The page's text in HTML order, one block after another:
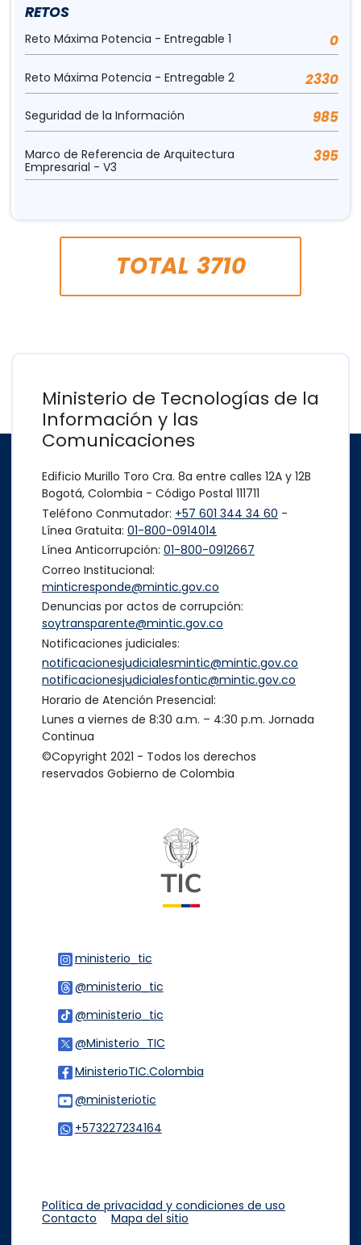
RETOS
Reto Máxima Potencia - Entregable 1 0
Reto Máxima Potencia - Entregable 2 2330
Seguridad de la Información 985
Marco de Referencia de Arquitectura
Empresarial - V3
395
TOTAL 3710
Ministerio de Tecnologías de la
Información y las
Comunicaciones
Edificio Murillo Toro Cra. 8a entre calles 12A y 12B
Bogotá, Colombia - Código Postal 111711
Teléfono Conmutador: +57 601 344 34 60 -
Línea Gratuita: 01-800-0914014
Línea Anticorrupción: 01-800-0912667
Correo Institucional:
minticresponde@mintic.gov.co
Denuncias por actos de corrupción:
soytransparente@mintic.gov.co
Notificaciones judiciales:
notificacionesjudicialesmintic@mintic.gov.co
notificacionesjudicialesfontic@mintic.gov.co
Horario de Atención Presencial:
Lunes a viernes de 8:30 a.m. – 4:30 p.m. Jornada
Continua
©Copyright 2021 - Todos los derechos
reservados Gobierno de Colombia
ministerio_tic
@ministerio_tic
@ministerio_tic
@Ministerio_TIC
MinisterioTIC.Colombia
@ministeriotic
+573227234164
Política de privacidad y condiciones de uso
Contacto
Mapa del sitio